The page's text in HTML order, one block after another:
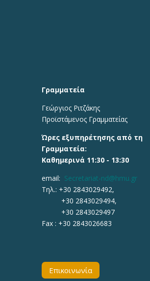
Γραμματεία
Γεώργιος Ριτζάκης
Προϊστάμενος Γραμματείας
Ώρες εξυπηρέτησης από τη
Γραμματεία:
Καθημερινά 11:30 - 13:30
email: Secretariat-nd@hmu.gr
Τηλ.: +30 2843029492,
+30 2843029494,
+30 2843029497
Fax : +30 2843026683
Επικοινωνία